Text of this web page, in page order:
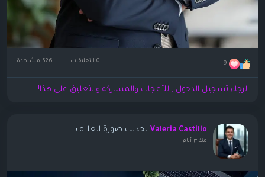
9 0 التعليقات
الرجاء تسجيل الدخول , للأعجاب والمشاركة والتعليق على هذا!
Valeria Castillo تحديث صورة الغلاف
منذ ٣ أيام